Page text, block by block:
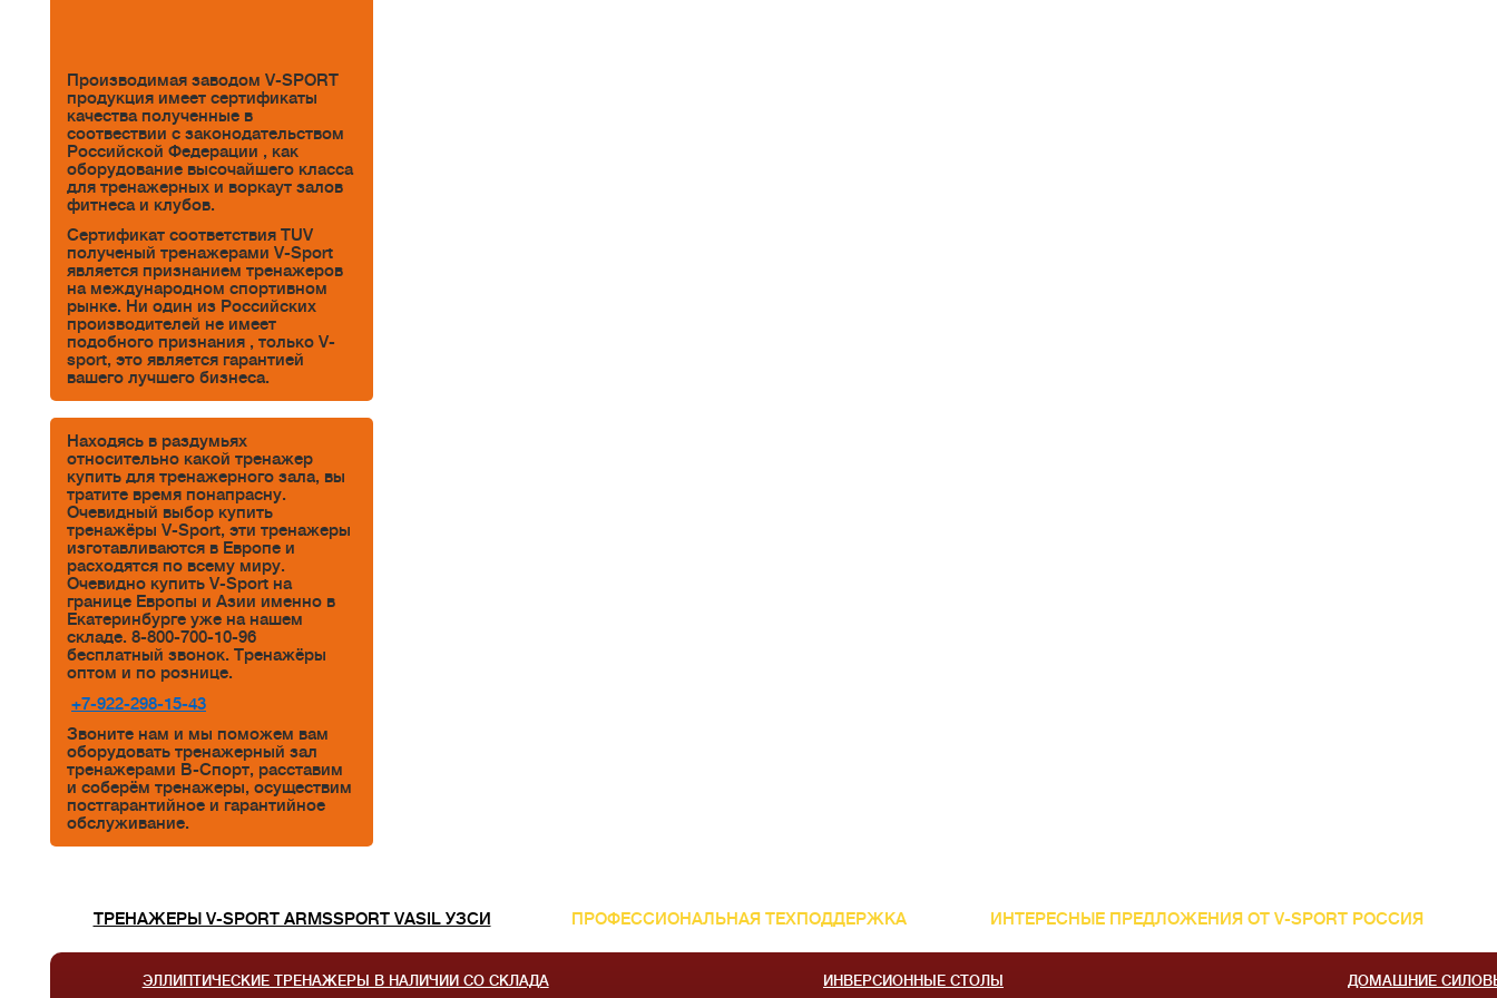
Производимая заводом V-SPORT
продукция имеет сертификаты
качества полученные в
соотвествии с законодательством
Российской Федерации , как
оборудование высочайшего класса
для тренажерных и воркаут залов
фитнеса и клубов.
Сертификат соответствия TUV
полученый тренажерами V-Sport
является признанием тренажеров
на международном спортивном
рынке. Ни один из Российских
производителей не имеет
подобного признания , только V-
sport, это является гарантией
вашего лучшего бизнеса.
Находясь в раздумьях
относительно какой тренажер
купить для тренажерного зала, вы
тратите время понапрасну.
Очевидный выбор купить
тренажёры V-Sport, эти тренажеры
изготавливаются в Европе и
расходятся по всему миру.
Очевидно купить V-Sport на
границе Европы и Азии именно в
Екатеринбурге уже на нашем
складе. 8-800-700-10-96
бесплатный звонок. Тренажёры
оптом и по рознице.
+7-922-298-15-43
Звоните нам и мы поможем вам
оборудовать тренажерный зал
тренажерами В-Спорт, расставим
и соберём тренажеры, осуществим
постгарантийное и гарантийное
обслуживание.
ТРЕНАЖЕРЫ V-SPORT ARMSSPORT VASIL УЗСИ ПРОФЕССИОНАЛЬНАЯ ТЕХПОДДЕРЖКА ИНТЕРЕСНЫЕ ПРЕДЛОЖЕНИЯ ОТ V-SPORT РОССИЯ
ЭЛЛИПТИЧЕСКИЕ ТРЕНАЖЕРЫ В НАЛИЧИИ СО СКЛАДА ИНВЕРСИОННЫЕ СТОЛЫ ДОМАШНИЕ